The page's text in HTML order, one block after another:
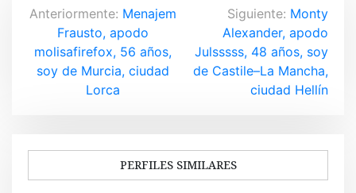
N
a
v
Anteriormente: Menajem
Frausto, apodo
molisafirefox, 56 años,
soy de Murcia, ciudad
Lorca
Siguiente: Monty
Alexander, apodo
Julsssss, 48 años, soy
de Castile–La Mancha,
ciudad Hellín
PERFILES SIMILARES